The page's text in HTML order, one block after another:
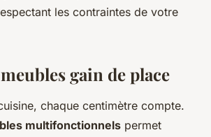
les contraintes de votre
gain de place
chaque centimètre compte.
multifonctionnels permet